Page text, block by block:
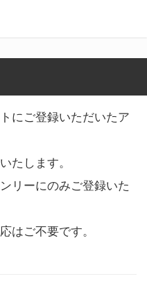
にご登録いただいたア
たします。
リーにのみご登録いた
はご不要です。